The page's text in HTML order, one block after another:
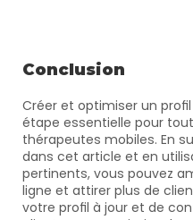
Conclusion
Créer et optimiser un
étape essentielle pour
thérapeutes mobiles. En
dans cet article et en
pertinents, vous pouvez
ligne et attirer plus de
votre profil à jour et de